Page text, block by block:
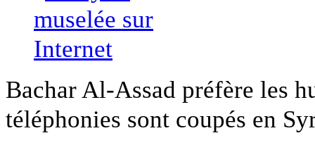
Bachar Al-Assad préfère les
téléphonies sont coupés en